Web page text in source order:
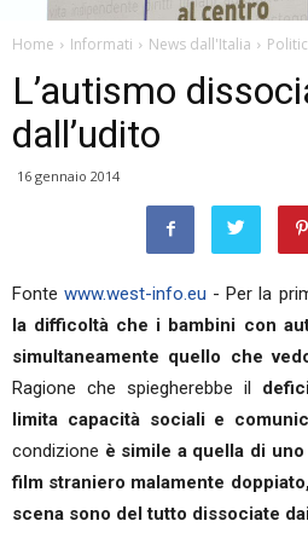
Home Informati News dall'Italia
L’autismo
dall’udito
16 gennaio 2014
Fontewww.west-info.eu - Per la
la difficoltà che i bambini con
simultaneamente quello che
Ragione che spiegherebbe il
limita capacità sociali e
condizione è simile a quella di
film straniero malamente
scena sono del tutto dissociate